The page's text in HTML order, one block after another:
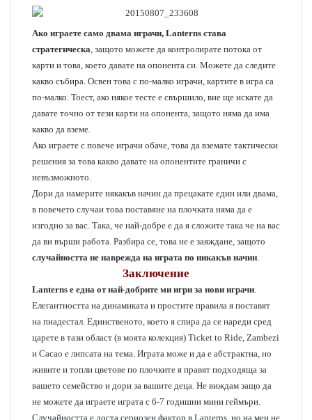
Ако играете само двама играчи, Lanterns става
стратегическа, защото можете да контролирате потока от
карти и това, което давате на опонента си. Можете да следите
какво събира. Освен това с по-малко играчи, картите в игра са
по-малко. Тоест, ако някое тесте е свършило, вие ще искате да
давате точно от тези карти на опонента, защото няма да има
какво да вземе.
Ако играете с повече играчи обаче, това да вземате тактически
решения за това какво давате на опонентите граничи с
невъзможното.
Дори да намерите някакъв начин да прецакате един или двама,
в повечето случаи това поставяне на плочката няма да е
изгодно за вас. Така, че най-добре е да я сложите така че на вас
да ви върши работа. Разбира се, това не е заяждане, защото
случайността не наврежда на играта по никакъв начин.
Заключение
Lanterns е една от най-добрите ми игри за нови играчи.
Елегантността на динамиката и простите правила я поставят
на пиадестал. Единственото, което я спира да се нареди сред
царете в тази област (в моята колекция) Ticket to Ride, Zambezi
и Cacao е липсата на тема. Играта може и да е абстрактна, но
живите и топли цветове по плочките я правят подходяща за
вашето семейство и дори за вашите деца. Не виждам защо да
не можете да играете играта с 6-7 годишни мини геймъри.
Случайността е доста сериозен фактор в Lanterns, но на мен не